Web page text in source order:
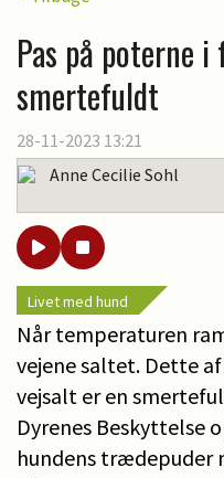
Pas på poterne
smertefuldt
28-11-2023 13:21
Anne Cecilie Sohl
Livet med hund
Når temperaturen
vejene saltet. Dette
vejsalt er en
Dyrenes Beskyttelse
hundens trædepuder